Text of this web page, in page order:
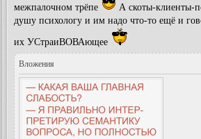
межпалочном трёпе
А скоты-клиенты-
душу психологу и им надо что-то ещё и
их УСтраиВОВАющее
Вложения